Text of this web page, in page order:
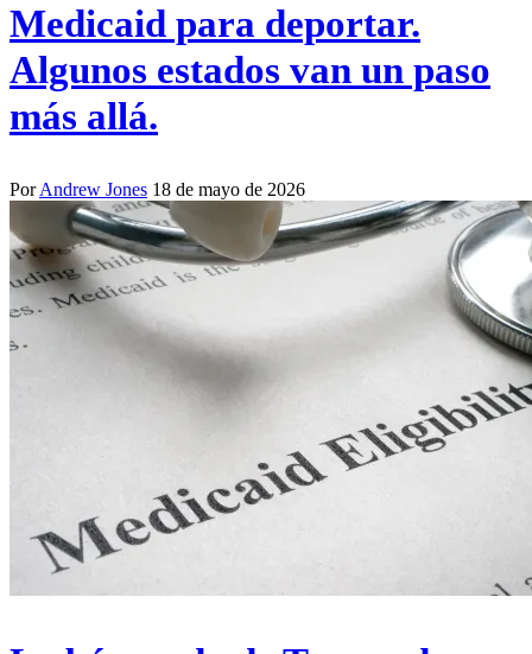
Medicaid para deportar.
Algunos estados van un paso
más allá.
PorAndrew Jones 18 de mayo de 2026